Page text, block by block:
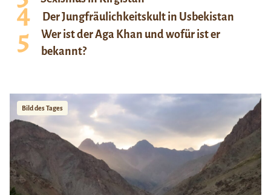
Der Jungfräulichkeitskult in Usbekistan
Wer ist der Aga Khan und wofür ist er
bekannt?
Bild des Tages